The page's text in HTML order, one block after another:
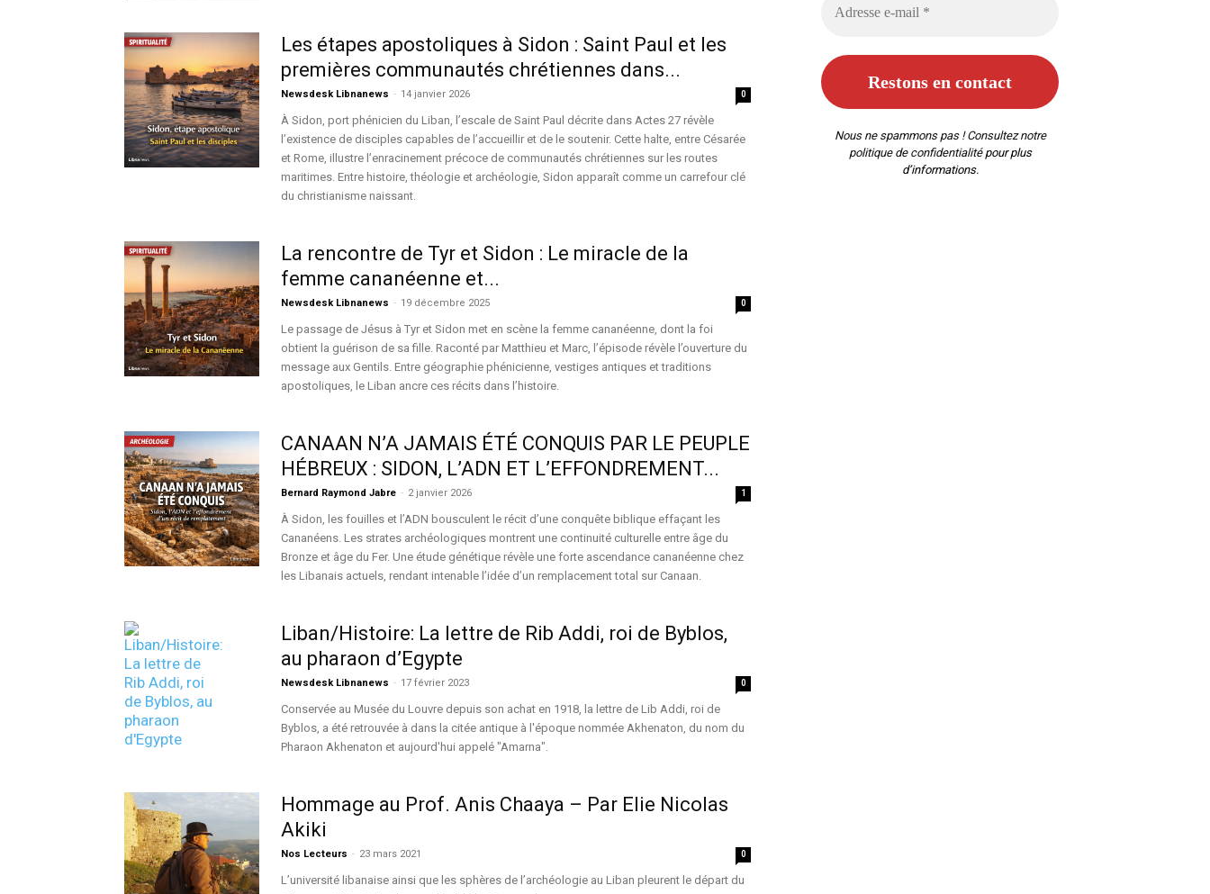
Les étapes apostoliques à Sidon : Saint Paul et les
premières communautés chrétiennes dans...
Newsdesk Libnanews - 14 janvier 2026 0
À Sidon, port phénicien du Liban, l’escale de Saint Paul décrite dans Actes 27 révèle
l’existence de disciples capables de l’accueillir et de le soutenir. Cette halte, entre Césarée
et Rome, illustre l’enracinement précoce de communautés chrétiennes sur les routes
maritimes. Entre histoire, théologie et archéologie, Sidon apparaît comme un carrefour clé
du christianisme naissant.
La rencontre de Tyr et Sidon : Le miracle de la
femme cananéenne et...
Newsdesk Libnanews - 19 décembre 2025 0
Le passage de Jésus à Tyr et Sidon met en scène la femme cananéenne, dont la foi
obtient la guérison de sa fille. Raconté par Matthieu et Marc, l’épisode révèle l’ouverture du
message aux Gentils. Entre géographie phénicienne, vestiges antiques et traditions
apostoliques, le Liban ancre ces récits dans l’histoire.
CANAAN N’A JAMAIS ÉTÉ CONQUIS PAR LE PEUPLE
HÉBREUX : SIDON, L’ADN ET L’EFFONDREMENT...
Bernard Raymond Jabre - 2 janvier 2026 1
À Sidon, les fouilles et l’ADN bousculent le récit d’une conquête biblique effaçant les
Cananéens. Les strates archéologiques montrent une continuité culturelle entre âge du
Bronze et âge du Fer. Une étude génétique révèle une forte ascendance cananéenne chez
les Libanais actuels, rendant intenable l’idée d’un remplacement total sur Canaan.
Liban/Histoire: La lettre de Rib Addi, roi de Byblos,
au pharaon d’Egypte
Newsdesk Libnanews - 17 février 2023 0
Conservée au Musée du Louvre depuis son achat en 1918, la lettre de Lib Addi, roi de
Byblos, a été retrouvée à dans la citée antique à l'époque nommée Akhenaton, du nom du
Pharaon Akhenaton et aujourd'hui appelé "Amarna".
Hommage au Prof. Anis Chaaya – Par Elie Nicolas
Akiki
Nos Lecteurs - 23 mars 2021 0
L’université libanaise ainsi que les sphères de l’archéologie au Liban pleurent le départ du
Nous ne spammons pas ! Consultez notre
politique de confidentialitépour plus
d’informations.